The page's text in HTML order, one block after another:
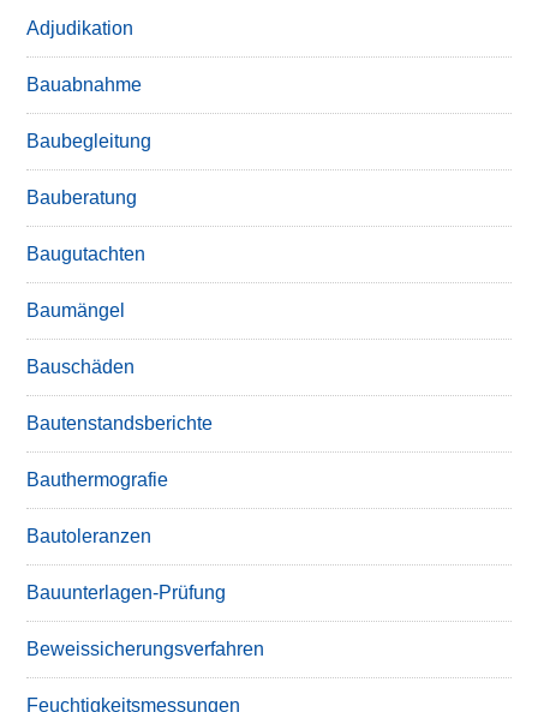
Adjudikation
Bauabnahme
Baubegleitung
Bauberatung
Baugutachten
Baumängel
Bauschäden
Bautenstandsberichte
Bauthermografie
Bautoleranzen
Bauunterlagen-Prüfung
Beweissicherungsverfahren
Feuchtigkeitsmessungen